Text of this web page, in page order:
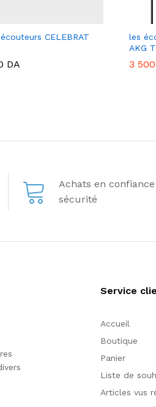
CELEBRAT
DA
les
AKG
3 500
Achats en
sécurité
Service
Accueil
Boutique
Panier
Liste de
Articles vus